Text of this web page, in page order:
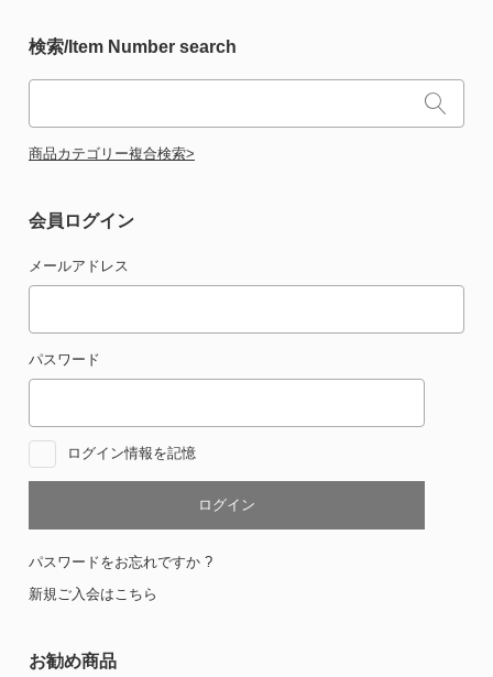
検索/Item Number search
商品カテゴリー複合検索>
会員ログイン
メールアドレス
パスワード
ログイン情報を記憶
パスワードをお忘れですか ?
新規ご入会はこちら
お勧め商品